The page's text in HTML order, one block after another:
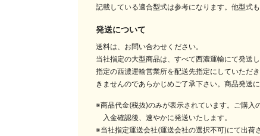
記載している適合型式は参考になります。他型式
発送について
送料は、お問い合わせください。
当社指定の大型商品は、すべて西濃運輸にて発送
指定の西濃運輸営業所を配送先指定にしていただ
きませんのであらかじめご了承下さい。商品発送
※商品代金(税抜)のみが表示されています。ご購入
入金確認後、速やかに発送いたします。
※当社指定運送会社(運送会社の選択不可)にて出荷